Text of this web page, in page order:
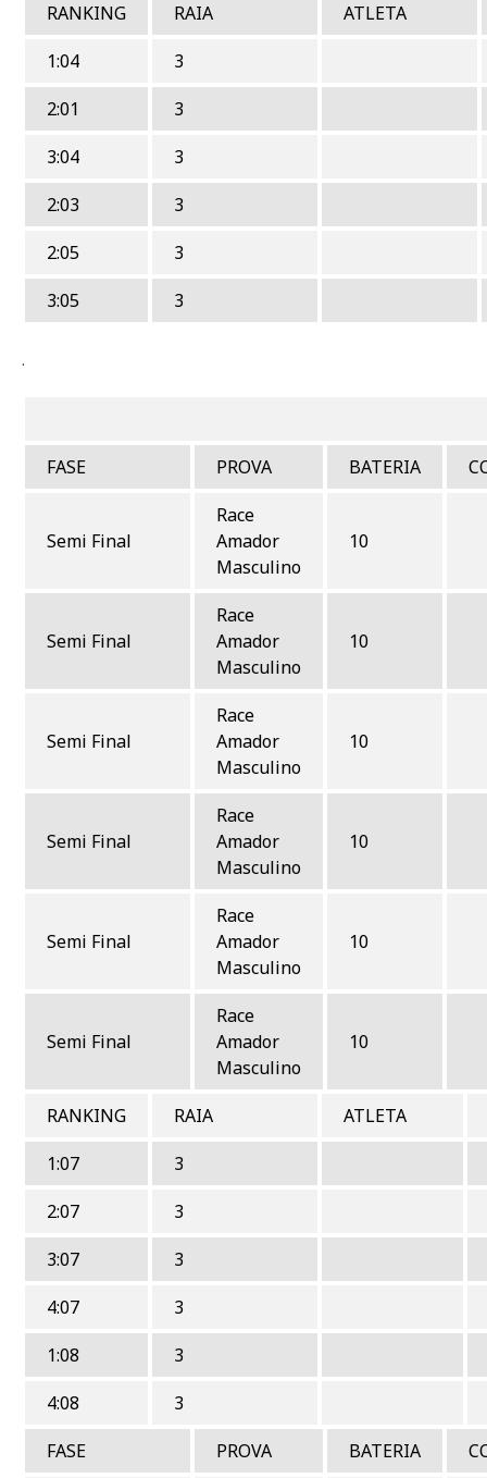
RANKING RAIA
ATLETA
1:04
3
2:01
3
3:04
3
2:03
3
2:05
3
3:05
3
.
FASE
PROVA BATERIA
Semi Final
Race
Amador
Masculino
10
Semi Final
Race
Amador
Masculino
10
Semi Final
Race
Amador
Masculino
10
Semi Final
Race
Amador
Masculino
10
Semi Final
Race
Amador
Masculino
10
Semi Final
Race
Amador
Masculino
10
RANKING RAIA
ATLETA
1:07
3
2:07
3
3:07
3
4:07
3
1:08
3
4:08
3
FASE
PROVA BATERIA